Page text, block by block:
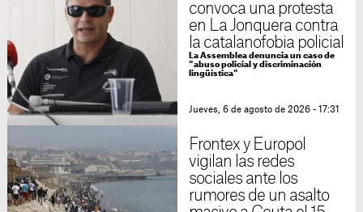
convoca una protesta
en La Jonquera contra
la catalanofobia policial
La Assemblea denuncia un caso de
"abuso policial y discriminación
lingüística"
Jueves, 6 de agosto de 2026 - 17:31
Frontex y Europol
vigilan las redes
sociales ante los
rumores de un asalto